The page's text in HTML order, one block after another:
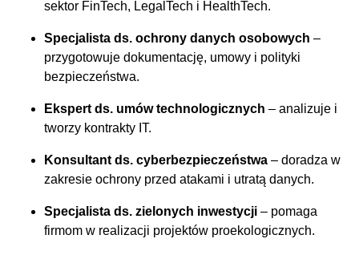
sektor FinTech, LegalTech i HealthTech.
Specjalista ds. ochrony danych osobowych –
przygotowuje dokumentację, umowy i polityki
bezpieczeństwa.
Ekspert ds. umów technologicznych – analizuje i
tworzy kontrakty IT.
Konsultant ds. cyberbezpieczeństwa – doradza w
zakresie ochrony przed atakami i utratą danych.
Specjalista ds. zielonych inwestycji – pomaga
firmom w realizacji projektów proekologicznych.